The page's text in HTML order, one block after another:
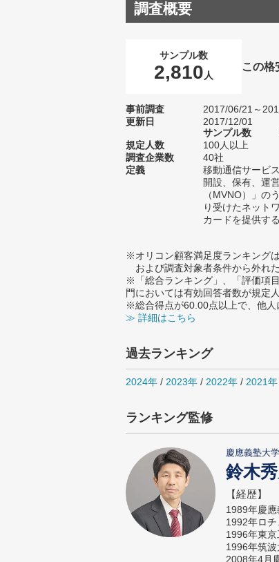
調査概要
サンプル数
2,810 人
この格
事前調査
2017/06/21～
更新日
2017/12/01
サンプル数
規定人数
100人以上
調査企業数
40社
定義
移動通信サービ
開設、保有、運
（MVNO）」の
り受けたネット
カードを提供す
※オリコン顧客満足度ランキング
および調査対象者条件から外れ
※「総合ランキング」、「評価項
門においては有効回答者数が規定
※総合得点が60.00点以上で、他人
≫ 詳細はこちら
過去ランキング
2024年 / 2023年 / 2022年 / 2021年
ランキング監修
慶應義塾大
鈴木
【経歴】
1989年慶應
1992年ロチ
1996年東
1996年筑波
2008年4月